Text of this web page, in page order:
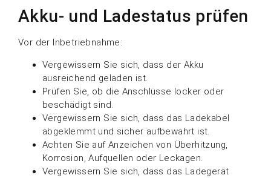
Akku- und Ladestatus prüfen
Vor der Inbetriebnahme:
Vergewissern Sie sich, dass der Akku
ausreichend geladen ist.
Prüfen Sie, ob die Anschlüsse locker oder
beschädigt sind.
Vergewissern Sie sich, dass das Ladekabel
abgeklemmt und sicher aufbewahrt ist.
Achten Sie auf Anzeichen von Überhitzung,
Korrosion, Aufquellen oder Leckagen.
Vergewissern Sie sich, dass das Ladegerät